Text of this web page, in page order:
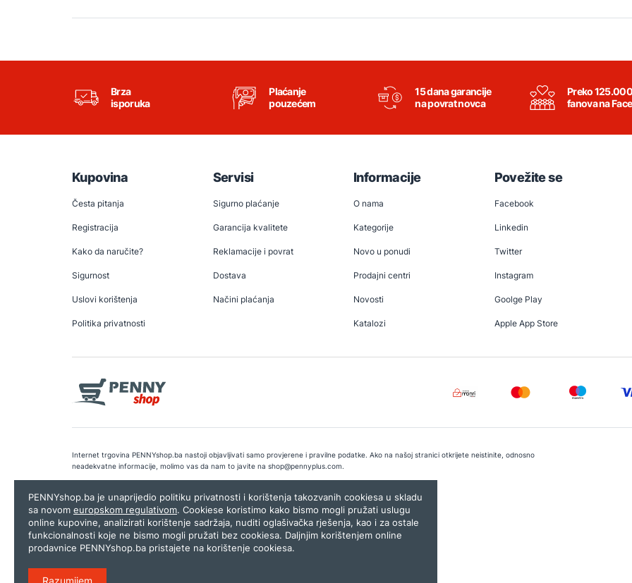
Brza
isporuka
Plaćanje
pouzećem
15 dana garancije
na povrat novca
Preko 125.000
fanova na
Kupovina
Česta pitanja
Registracija
Kako da naručite?
Sigurnost
Uslovi korištenja
Politika privatnosti
Servisi
Sigurno plaćanje
Garancija kvalitete
Reklamacije i povrat
Dostava
Načini plaćanja
Informacije
O nama
Kategorije
Novo u ponudi
Prodajni centri
Novosti
Katalozi
Povežite se
Facebook
Linkedin
Twitter
Instagram
Goolge Play
Apple App Store
Internet trgovina PENNYshop.ba nastoji objavljivati samo provjerene i pravilne podatke. Ako na našoj stranici otkrijete neistinite, odnosno
neadekvatne informacije, molimo vas da nam to javite na shop@pennyplus.com.
Copyright © 2026.Penny plus d.o.o. Sarajevo.Dizajn i programiranje:Lampa.ba
PENNYshop.ba je unaprijedio politiku privatnosti i korištenja takozvanih cookiesa u skladu
sa novom europskom regulativom. Cookiese koristimo kako bismo mogli pružati uslugu
online kupovine, analizirati korištenje sadržaja, nuditi oglašivačka rješenja, kao i za ostale
funkcionalnosti koje ne bismo mogli pružati bez cookiesa. Daljnjim korištenjem online
prodavnice PENNYshop.ba pristajete na korištenje cookiesa.
Razumijem